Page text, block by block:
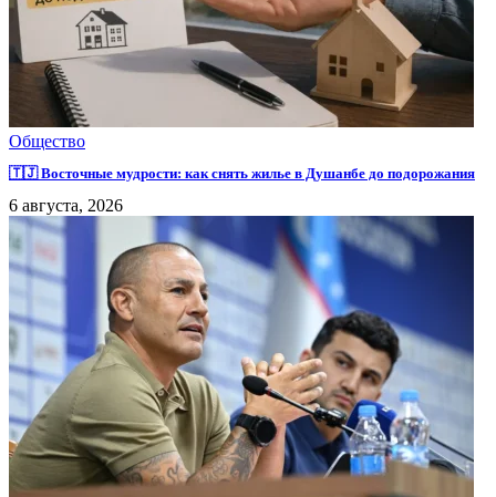
Общество
🇹🇯 Восточные мудрости: как снять жилье в Душанбе до подорожания
6 августа, 2026